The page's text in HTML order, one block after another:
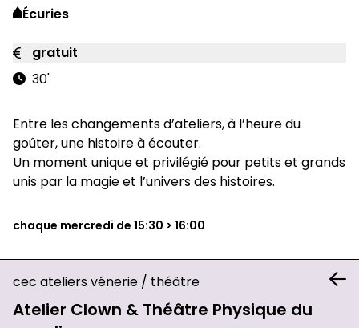
Écuries
gratuit
30'
Entre les changements d’ateliers, à l’heure du
goûter, une histoire à écouter.
Un moment unique et privilégié pour petits et grands
unis par la magie et l’univers des histoires.
chaque mercredi de 15:30 > 16:00
cec ateliers vénerie / théâtre
Atelier Clown & Théâtre Physique du